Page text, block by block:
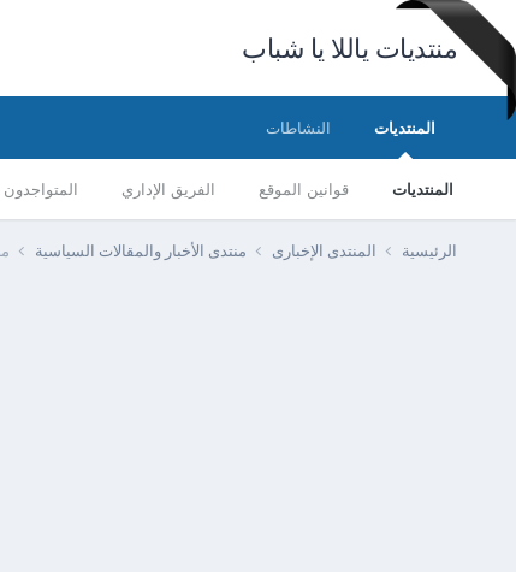
منتديات ياللا يا شباب
المنتديات
المنتديات قوانين الموقع الفريق الإداري المتواجدون
النشاطات
الرئيسية المنتدى الإخبارى منتدى الأخبار والمقالات السياسية